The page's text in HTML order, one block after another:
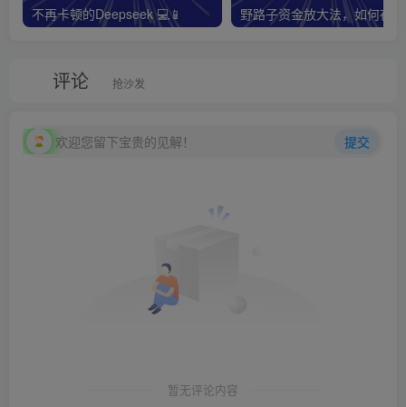
不再卡顿的Deepseek 💻📱
评论 抢沙发
欢迎您留下宝贵的见解！ 提交
暂无评论内容